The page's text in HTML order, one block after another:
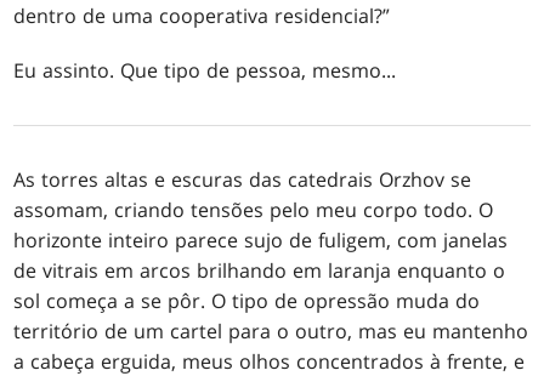
dentro de uma cooperativa residencial?”
Eu assinto. Que tipo de pessoa, mesmo...
As torres altas e escuras das catedrais Orzhov se
assomam, criando tensões pelo meu corpo todo. O
horizonte inteiro parece sujo de fuligem, com janelas
de vitrais em arcos brilhando em laranja enquanto o
sol começa a se pôr. O tipo de opressão muda do
território de um cartel para o outro, mas eu mantenho
a cabeça erguida, meus olhos concentrados à frente, e